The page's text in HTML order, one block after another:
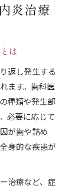
炎治療
は
返し発生する
ます。歯科医
種類や発生部
必要に応じて
が歯や詰め
身的な疾患が
治療など、症